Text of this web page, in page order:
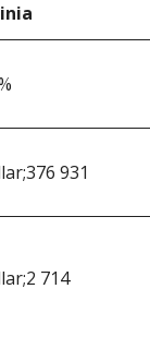
931
714